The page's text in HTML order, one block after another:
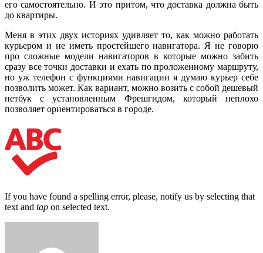
его самостоятельно. И это притом, что доставка должна быть
до квартиры.
Меня в этих двух историях удивляет то, как можно работать
курьером и не иметь простейшего навигатора. Я не говорю
про сложные модели навигаторов в которые можно забить
сразу все точки доставки и ехать по проложенному маршруту,
но уж телефон с функциями навигации я думаю курьер себе
позволить может. Как вариант, можно возить с собой дешевый
нетбук с установленным Фрешгидом, который неплохо
позволяет ориентироваться в городе.
If you have found a spelling error, please, notify us by selecting that
text and tap on selected text.